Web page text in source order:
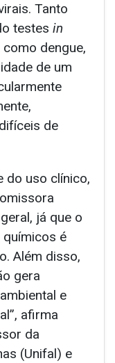
Tanto
testes in
dengue,
de um
de
do uso clínico,
já que o
químicos é
Além disso,
gera
e
afirma
da
(Unifal) e